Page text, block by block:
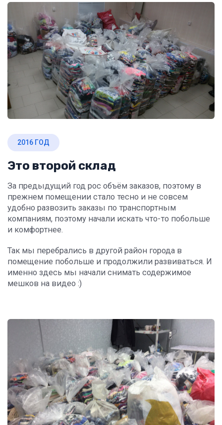
2016 ГОД
Это второй склад
За предыдущий год рос объём заказов, поэтому в
прежнем помещении стало тесно и не совсем
удобно развозить заказы по транспортным
компаниям, поэтому начали искать что-то побольше
и комфортнее.
Так мы перебрались в другой район города в
помещение побольше и продолжили развиваться. И
именно здесь мы начали снимать содержимое
мешков на видео :)